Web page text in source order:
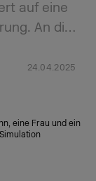
auf eine
An di…
24.04.2025